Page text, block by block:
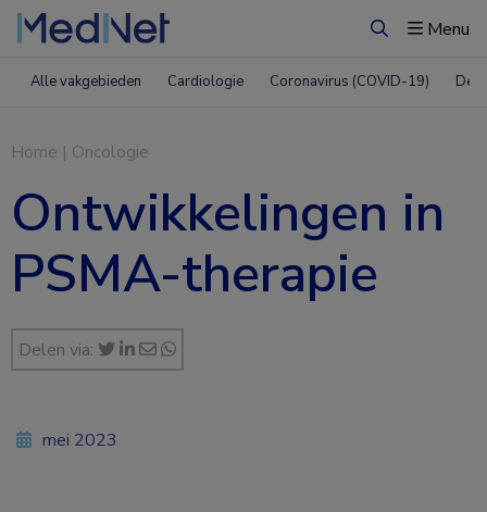
ZoekenMenu
Alle vakgebieden Cardiologie Coronavirus (COVID-19)
Home | Oncologie
Ontwikkelingen in
PSMA-therapie
Delen via:
mei 2023